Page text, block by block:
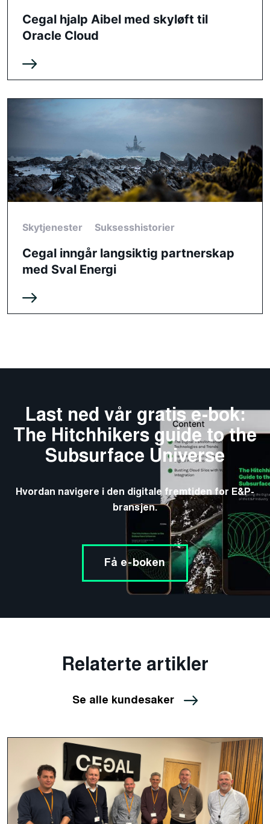
Cegal hjalp Aibel med skyløft til
Oracle Cloud
Skytjenester Suksesshistorier
Cegal inngår langsiktig partnerskap
med Sval Energi
Få e-boken
Last ned vår gratis e-bok:
The Hitchhikers guide to the
Subsurface Universe
Hvordan navigere i den digitale fremtiden for E&P-
bransjen.
Relaterte artikler
Se alle kundesaker